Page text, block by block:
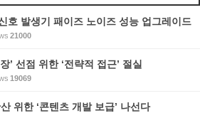
호 발생기 패이즈 노이즈 성능 업그레이드
21000
’ 선점 위한 ‘전략적 접근’ 절실
19069
위한 ‘콘텐츠 개발 보급’ 나선다